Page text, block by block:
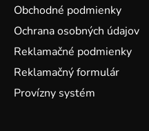
Obchodné podmienky
Ochrana osobných údajov
Reklamačné podmienky
Reklamačný formulár
Provízny systém